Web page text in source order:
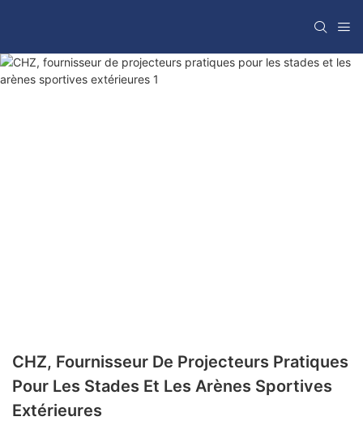
CHZ, Fournisseur De Projecteurs Pratiques
Pour Les Stades Et Les Arènes Sportives
Extérieures